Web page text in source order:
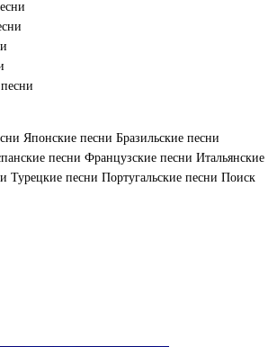
Японские песни Бразильские песни
песни Французские песни Итальянские
Турецкие песни Португальские песни Поиск